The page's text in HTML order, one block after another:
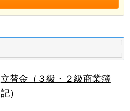
立替金（３級・２級商業簿
記）